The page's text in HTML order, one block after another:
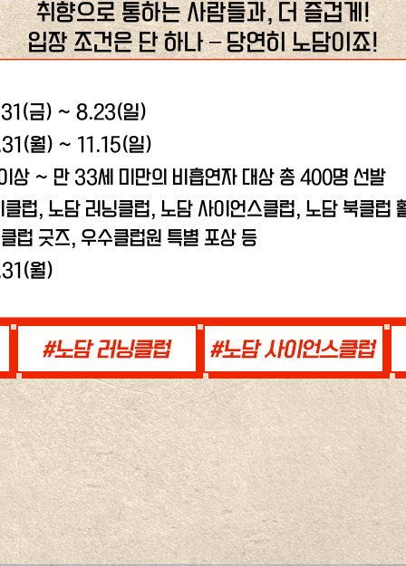
취향으로 통하는 사람들과, 더 즐겁게!
입장 조건은 단 하나 – 당연히 노담이죠!
금) ~ 8.23(일)
월) ~ 11.15(일)
상 ~ 만 33세 미만의 비흡연자 대상 총 400명 선발
클럽, 노담 러닝클럽, 노담 사이언스클럽, 노담 북클럽
럽 굿즈, 우수클럽원 특별 포상 등
월)